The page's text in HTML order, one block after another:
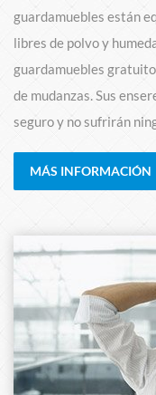
guardamuebles están
libres de polvo y
guardamuebles
de mudanzas. Sus
seguro y no sufrirán
MÁS INFORMACIÓN